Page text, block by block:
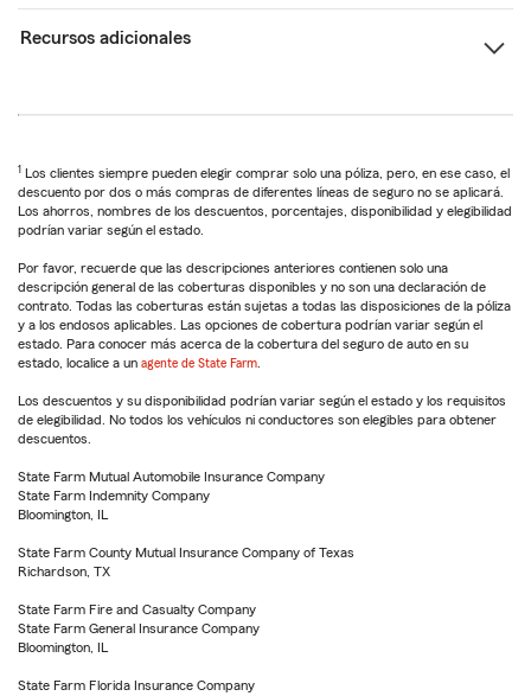
Recursos adicionales
1 Los clientes siempre pueden elegir comprar solo una póliza, pero, en ese caso, el
descuento por dos o más compras de diferentes líneas de seguro no se aplicará.
Los ahorros, nombres de los descuentos, porcentajes, disponibilidad y elegibilidad
podrían variar según el estado.
Por favor, recuerde que las descripciones anteriores contienen solo una
descripción general de las coberturas disponibles y no son una declaración de
contrato. Todas las coberturas están sujetas a todas las disposiciones de la póliza
y a los endosos aplicables. Las opciones de cobertura podrían variar según el
estado. Para conocer más acerca de la cobertura del seguro de auto en su
estado, localice a un agente de State Farm
Los descuentos y su disponibilidad podrían variar según el estado y los requisitos
de elegibilidad. No todos los vehículos ni conductores son elegibles para obtener
descuentos.
State Farm Mutual Automobile Insurance Company
State Farm Indemnity Company
Bloomington, IL
State Farm County Mutual Insurance Company of Texas
Richardson, TX
State Farm Fire and Casualty Company
State Farm General Insurance Company
Bloomington, IL
State Farm Florida Insurance Company